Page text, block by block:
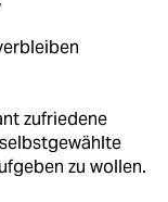
zufriedene
zu wollen.